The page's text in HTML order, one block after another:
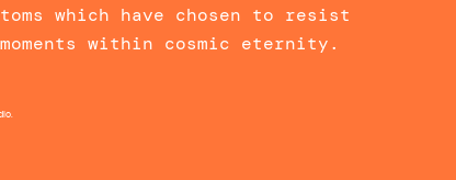
which have chosen to resist
within cosmic eternity.